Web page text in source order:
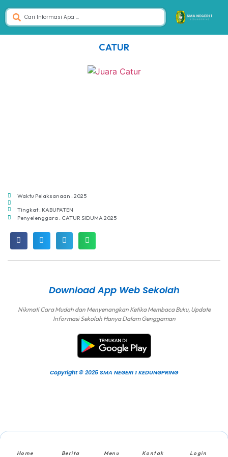
CATUR
Waktu Pelaksanaan : 2025
Tingkat : KABUPATEN
Penyelenggara : CATUR SIDUMA 2025
Download App Web Sekolah
Nikmati Cara Mudah dan Menyenangkan Ketika Membaca Buku, Update
Informasi Sekolah Hanya Dalam Genggaman
Copyright © 2025 SMA NEGERI 1 KEDUNGPRING
Home Berita Menu Kontak Login